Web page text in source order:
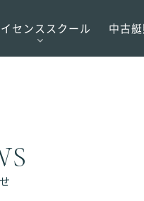
センススクール 中古